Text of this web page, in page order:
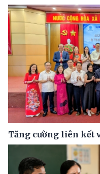
Tăng cường liên kết